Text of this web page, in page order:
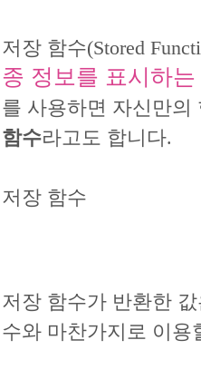
저장 함수(Stored
종 정보를 표시하
를 사용하면 자신만
함수라고도 합니다.
저장 함수
저장 함수가 반환한
수와 마찬가지로 이용